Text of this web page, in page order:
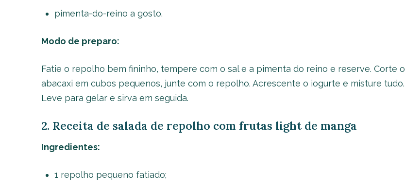
pimenta-do-reino a gosto.
Modo de preparo:
Fatie o repolho bem fininho, tempere com o sal e a pimenta do reino e reserve. Corte o
abacaxi em cubos pequenos, junte com o repolho. Acrescente o iogurte e misture tudo.
Leve para gelar e sirva em seguida.
2. Receita de salada de repolho com frutas light de manga
Ingredientes:
1 repolho pequeno fatiado;